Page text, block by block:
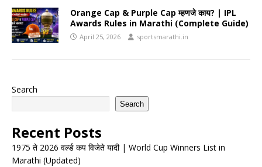
Orange Cap & Purple Cap म्हणजे काय? | IPL
Awards Rules in Marathi (Complete Guide)
April 25, 2026 sportsmarathi.in
Search
Search
Recent Posts
1975 ते 2026 वर्ल्ड कप विजेते यादी | World Cup Winners List in
Marathi (Updated)